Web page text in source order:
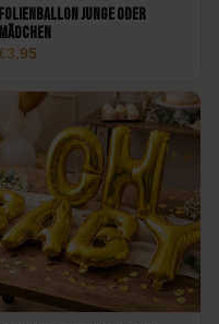
Folienballon Junge oder
Mädchen
3,95